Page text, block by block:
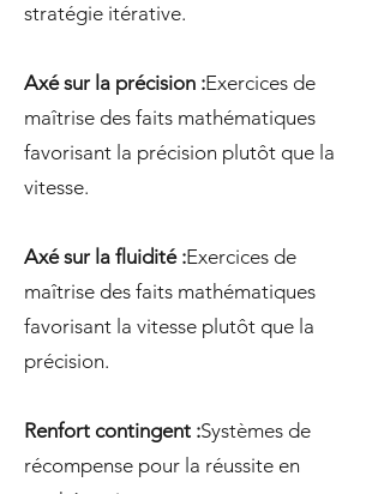
stratégie itérative.
Axé sur la précision :Exercices de
maîtrise des faits mathématiques
favorisant la précision plutôt que la
vitesse.
Axé sur la fluidité :Exercices de
maîtrise des faits mathématiques
favorisant la vitesse plutôt que la
précision.
Renfort contingent :Systèmes de
récompense pour la réussite en